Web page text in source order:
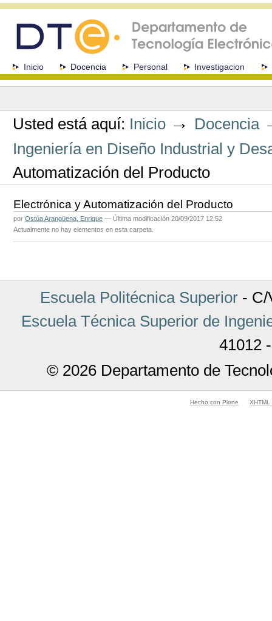
navegación
SeccionesInicio Docencia Personal Investigacion
Herramientas
Usted está aquí: Inicio → Docencia
Ingeniería en Diseño Industrial y
Automatización del Producto
Electrónica y Automatización del Producto
porOstúa Arangüena, Enrique — Última modificación 20/09/2017 12:52
Actualmente no hay elementos en esta carpeta.
Escuela Politécnica Superior- C/
Escuela Técnica Superior de
41012
© 2026 Departamento de
Hecho con Plone XHTML